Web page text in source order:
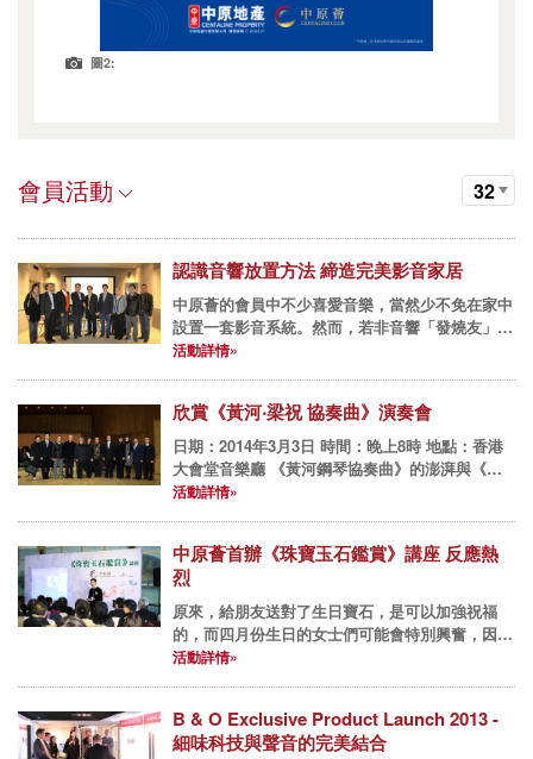
圖2:
會員活動 32
認識音響放置方法 締造完美影音家居
中原薈的會員中不少喜愛音樂，當然少不免在家中
設置一套影音系統。然而，若非音響「發燒友」，
可能不會太清楚音響設備的放置方法如何影響聲音
活動詳情»
欣賞《黃河‧梁祝 協奏曲》演奏會
日期：2014年3月3日 時間：晚上8時 地點：香港
大會堂音樂廳 《黃河鋼琴協奏曲》的澎湃與《梁
祝協奏曲》的淒美，同樣觸動心靈。兩首樂章皆深
活動詳情»
中原薈首辦《珠寶玉石鑑賞》講座 反應熱
烈
原來，給朋友送對了生日寶石，是可以加強祝福
的，而四月份生日的女士們可能會特別興奮，因為
四月份的生日寶石就是鑽石！另外，有一種叫
活動詳情»
B & O Exclusive Product Launch 2013 -
細味科技與聲音的完美結合